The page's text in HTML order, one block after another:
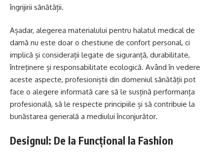
îngrijirii sănătății.
Așadar, alegerea materialului pentru halatul medical de
damă nu este doar o chestiune de confort personal, ci
implică și considerații legate de siguranță, durabilitate,
întreținere și responsabilitate ecologică. Având în vedere
aceste aspecte, profesioniștii din domeniul sănătății pot
face o alegere informată care să le susțină performanța
profesională, să le respecte principiile și să contribuie la
bunăstarea generală a mediului înconjurător.
Designul: De la Funcțional la Fashion